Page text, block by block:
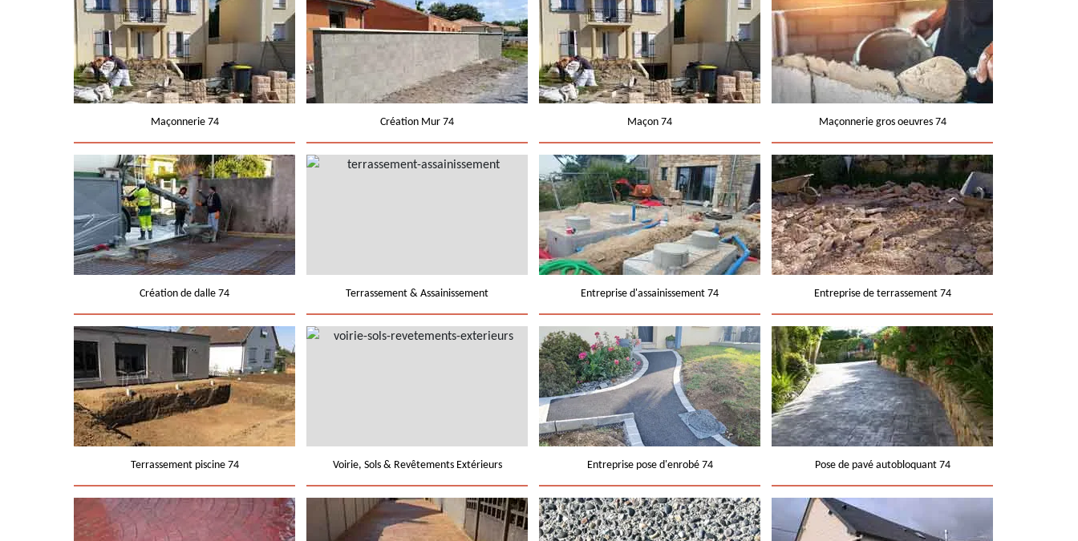
Maçonnerie 74 Création Mur 74 Maçon 74 Maçonnerie gros oeuvres 74
Création de dalle 74 Terrassement & Assainissement Entreprise d'assainissement 74 Entreprise de terrassement 74
Terrassement piscine 74 Voirie, Sols & Revêtements Extérieurs Entreprise pose d'enrobé 74 Pose de pavé autobloquant 74